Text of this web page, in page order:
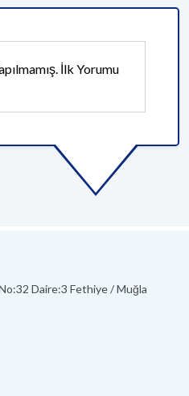
İlk Yorumu
Daire:3 Fethiye / Muğla